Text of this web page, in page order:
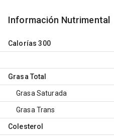
Información Nutrimental
Calorías 300
Grasa Total
Grasa Saturada
Grasa Trans
Colesterol